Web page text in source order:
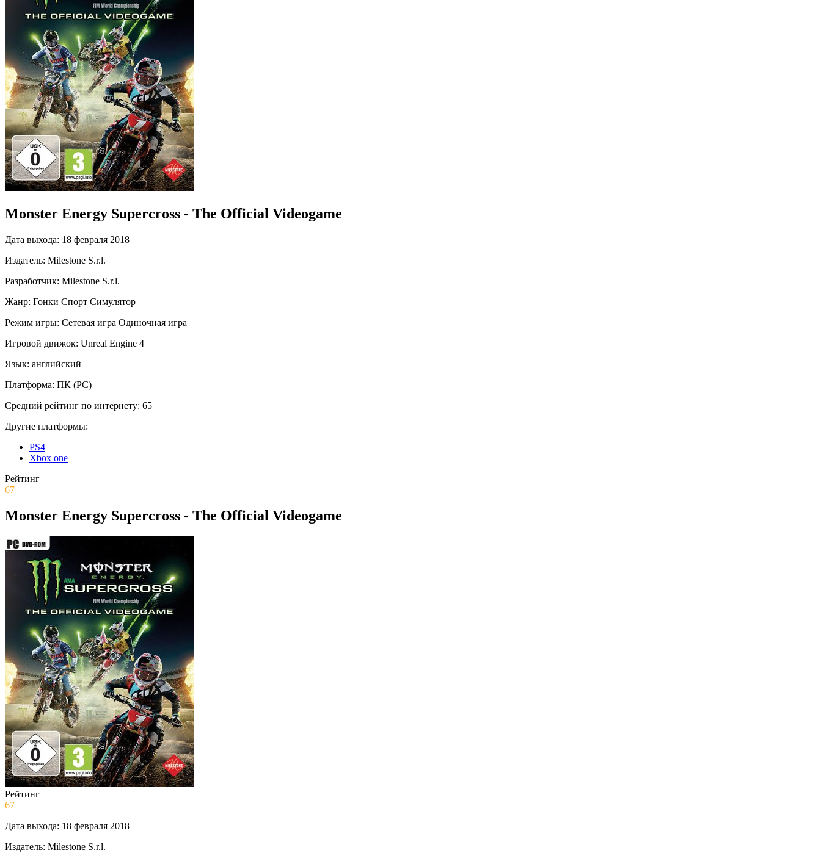
Monster Energy Supercross - The Official Videogame
Дата выхода: 18 февраля 2018
Издатель: Milestone S.r.l.
Разработчик: Milestone S.r.l.
Жанр: Гонки Спорт Симулятор
Режим игры: Сетевая игра Одиночная игра
Игровой движок: Unreal Engine 4
Язык: английский
Платформа: ПК (PC)
Средний рейтинг по интернету: 65
Другие платформы:
PS4
Xbox one
Рейтинг
67
Monster Energy Supercross - The Official Videogame
Рейтинг
67
Дата выхода: 18 февраля 2018
Издатель: Milestone S.r.l.